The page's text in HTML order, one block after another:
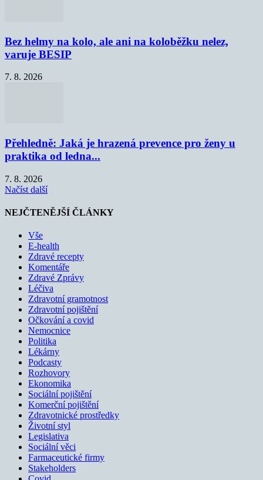
Bez helmy na kolo, ale ani na koloběžku nelez,
varuje BESIP
7. 8. 2026
Přehledně: Jaká je hrazená prevence pro ženy u
praktika od ledna...
7. 8. 2026
Načíst další
NEJČTENĚJŠÍ ČLÁNKY
Vše
E-health
Zdravé recepty
Komentáře
Zdravé Zprávy
Léčiva
Zdravotní gramotnost
Zdravotní pojištění
Očkování a covid
Nemocnice
Politika
Lékárny
Podcasty
Rozhovory
Ekonomika
Sociální pojištění
Komerční pojištění
Zdravotnické prostředky
Životní styl
Legislativa
Sociální věci
Farmaceutické firmy
Stakeholders